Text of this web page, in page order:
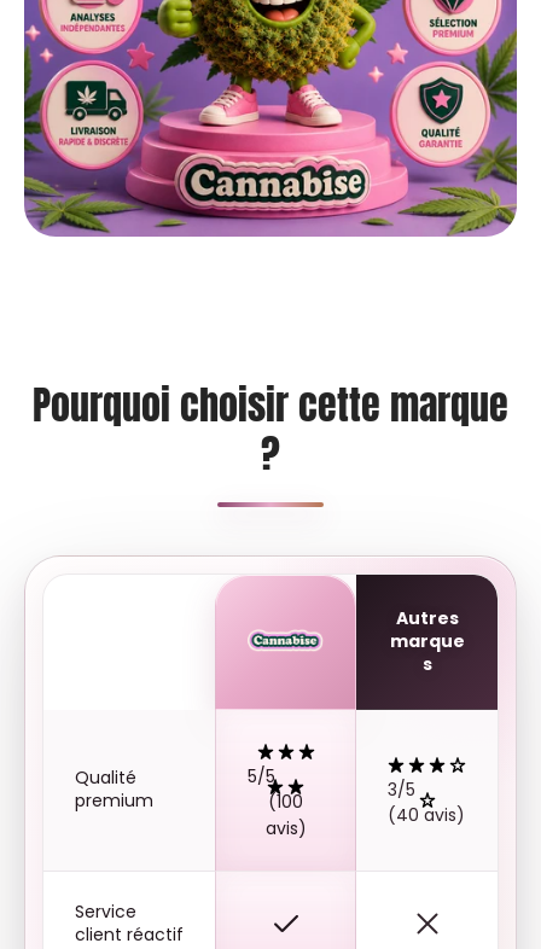
Pourquoi choisir cette marque
?
Autres
marque
s
Qualité
premium
5/5
(100
avis)
3/5
(40 avis)
Service
client réactif